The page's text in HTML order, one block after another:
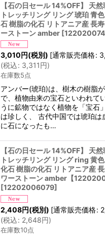
【石の日セール 14%OFF】 天
トレッチリング リング 琥珀 青
石 樹脂の化石 リトアニア産 長
ーストーン amber [
3,010円(税別) [通常販売価格:
(税込: 3,311円)
在庫数5点
アンバー(琥珀)は、樹木の樹脂
で、植物由来の宝石といわれて
うに鉱物ではなく植物を「宝石
は珍しく、 古代中国では琥珀は
に石になったも…
【石の日セール 14%OFF】 天
トレッチリング リング ring 黄
化石 樹脂の化石 リトアニア産
ワーストーン amber【
[12202006079]
2,408円(税別) [通常販売価格:
(税込: 2,648円)
在庫数10点